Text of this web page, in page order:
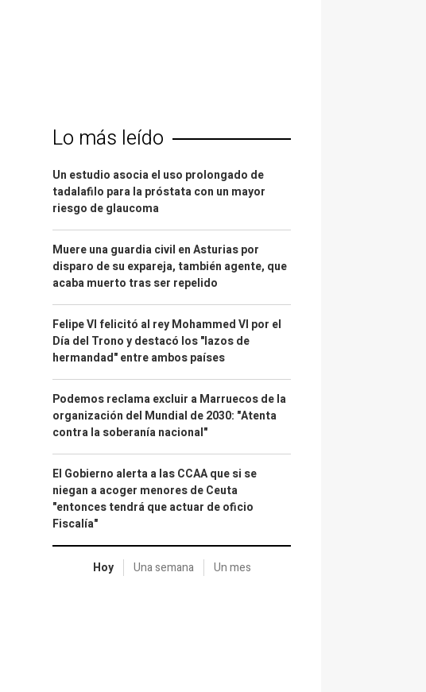
Lo más leído
Un estudio asocia el uso prolongado de
tadalafilo para la próstata con un mayor
riesgo de glaucoma
Muere una guardia civil en Asturias por
disparo de su expareja, también agente, que
acaba muerto tras ser repelido
Felipe VI felicitó al rey Mohammed VI por el
Día del Trono y destacó los "lazos de
hermandad" entre ambos países
Podemos reclama excluir a Marruecos de la
organización del Mundial de 2030: "Atenta
contra la soberanía nacional"
El Gobierno alerta a las CCAA que si se
niegan a acoger menores de Ceuta
"entonces tendrá que actuar de oficio
Fiscalía"
Hoy Una semana Un mes